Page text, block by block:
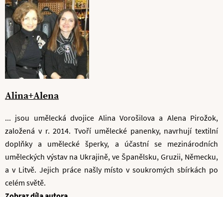
Alina+Alena
... jsou umělecká dvojice Alina Vorošilova a Alena Pirožok,
založená v r. 2014. Tvoří umělecké panenky, navrhují textilní
doplňky a umělecké šperky, a účastní se mezinárodních
uměleckých výstav na Ukrajině, ve Španělsku, Gruzii, Německu,
a v Litvě. Jejich práce našly místo v soukromých sbírkách po
celém světě.